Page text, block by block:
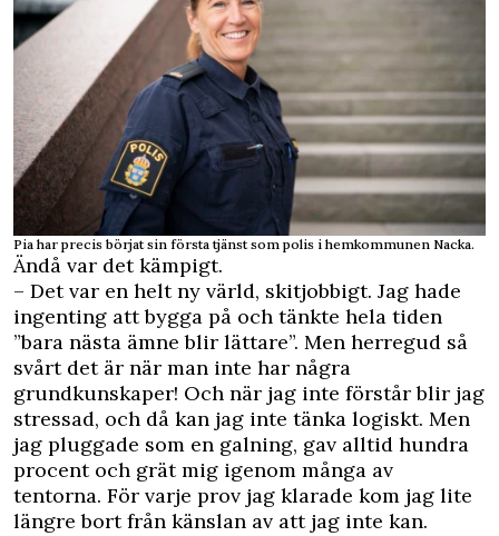
Pia har precis börjat sin första tjänst som polis i hemkommunen Nacka.
Ändå var det kämpigt.
– Det var en helt ny värld, skitjobbigt. Jag hade
ingenting att bygga på och tänkte hela tiden
”bara nästa ämne blir lättare”. Men herregud så
svårt det är när man inte har några
grundkunskaper! Och när jag inte förstår blir jag
stressad, och då kan jag inte tänka logiskt. Men
jag pluggade som en galning, gav alltid hundra
procent och grät mig igenom många av
tentorna. För varje prov jag klarade kom jag lite
längre bort från känslan av att jag inte kan.